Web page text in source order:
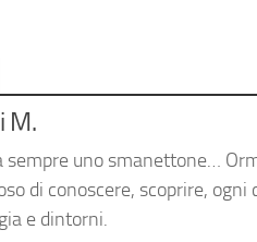
M.
sempre uno smanettone…
di conoscere, scoprire, ogni
e dintorni.